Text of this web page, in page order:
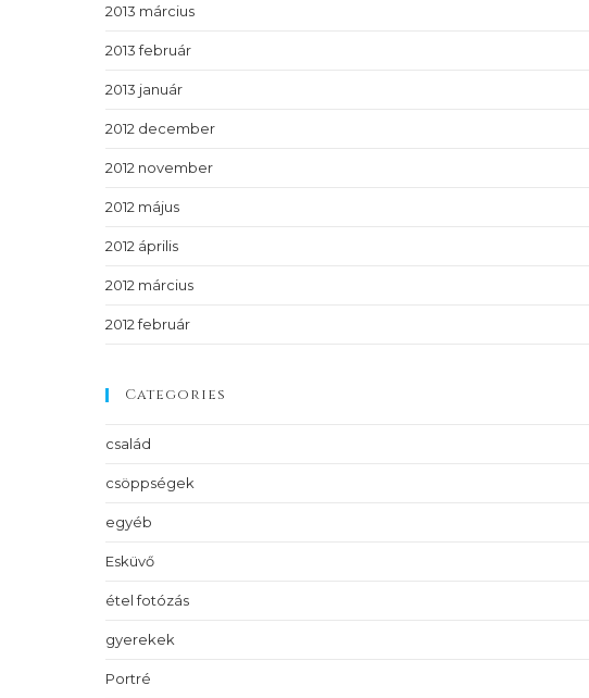
2013 március
2013 február
2013 január
2012 december
2012 november
2012 május
2012 április
2012 március
2012 február
Categories
család
csöppségek
egyéb
Esküvő
étel fotózás
gyerekek
Portré